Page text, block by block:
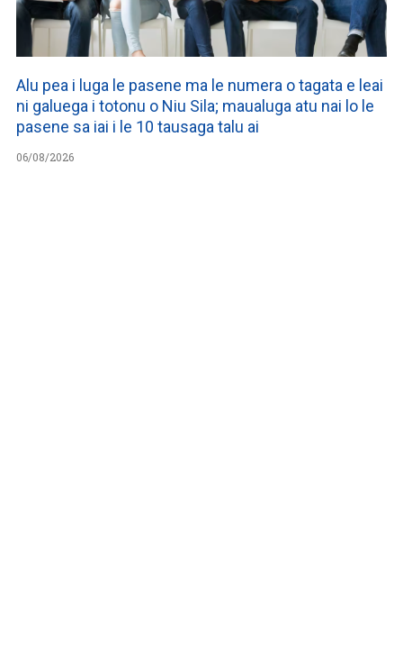
Alu pea i luga le pasene ma le numera o tagata e leai
ni galuega i totonu o Niu Sila; maualuga atu nai lo le
pasene sa iai i le 10 tausaga talu ai
06/08/2026